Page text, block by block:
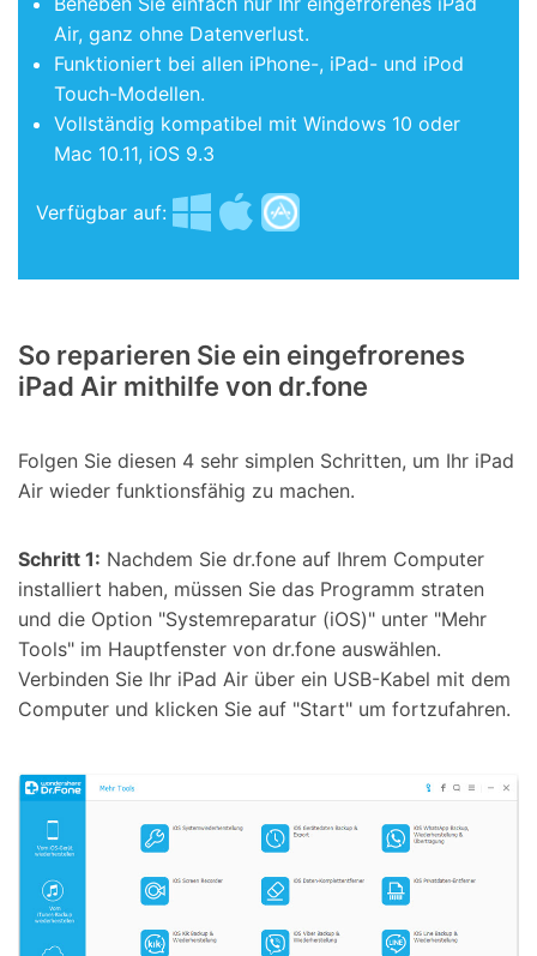
Air, ganz ohne Datenverlust.
Funktioniert bei allen iPhone-, iPad- und iPod
Touch-Modellen.
Vollständig kompatibel mit Windows 10 oder
Mac 10.11, iOS 9.3
Verfügbar auf:
So reparieren Sie ein eingefrorenes
iPad Air mithilfe von dr.fone
Folgen Sie diesen 4 sehr simplen Schritten, um Ihr iPad
Air wieder funktionsfähig zu machen.
Schritt 1: Nachdem Sie dr.fone auf Ihrem Computer
installiert haben, müssen Sie das Programm straten
und die Option "Systemreparatur (iOS)" unter "Mehr
Tools" im Hauptfenster von dr.fone auswählen.
Verbinden Sie Ihr iPad Air über ein USB-Kabel mit dem
Computer und klicken Sie auf "Start" um fortzufahren.